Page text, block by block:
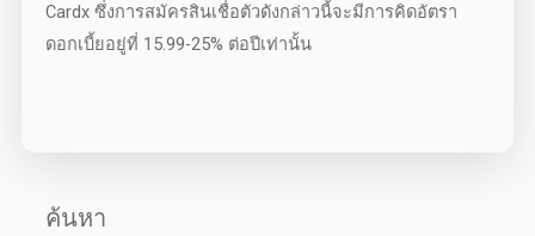
Cardx ซึ่งการสมัครสินเชื่อตัวดังกล่าวนี้จะมีการคิดอัตรา
ดอกเบี้ยอยู่ที่ 15.99-25% ต่อปีเท่านั้น
ค้นหา